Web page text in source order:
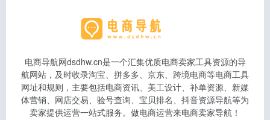
电商导航网dsdhw.cn是一个汇集优质电商卖家工具资源的导
航网站，及时收录淘宝、拼多多、京东、跨境电商等电商工具
网址和规则，主要包括电商资讯、美工设计、补单资源、新媒
体营销、网店交易、验号查询、宝贝排名、抖音资源导航等为
卖家提供运营一站式服务。做电商运营来电商卖家导航！